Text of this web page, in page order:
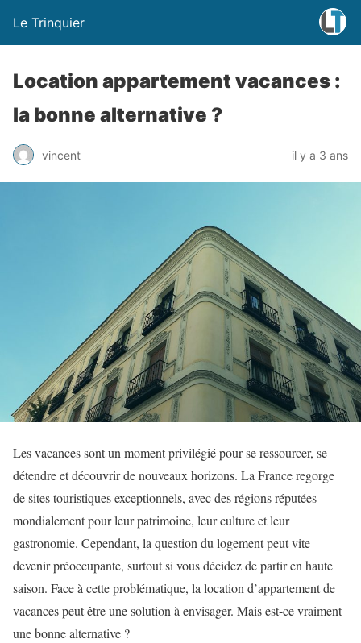
Le Trinquier
Location appartement vacances :
la bonne alternative ?
vincent il y a 3 ans
Les vacances sont un moment privilégié pour se ressourcer, se
détendre et découvrir de nouveaux horizons. La France regorge
de sites touristiques exceptionnels, avec des régions réputées
mondialement pour leur patrimoine, leur culture et leur
gastronomie. Cependant, la question du logement peut vite
devenir préoccupante, surtout si vous décidez de partir en haute
saison. Face à cette problématique, la location d’appartement de
vacances peut être une solution à envisager. Mais est-ce vraiment
une bonne alternative ?